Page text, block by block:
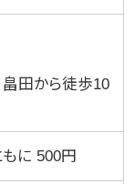
田から徒歩10
に 500円